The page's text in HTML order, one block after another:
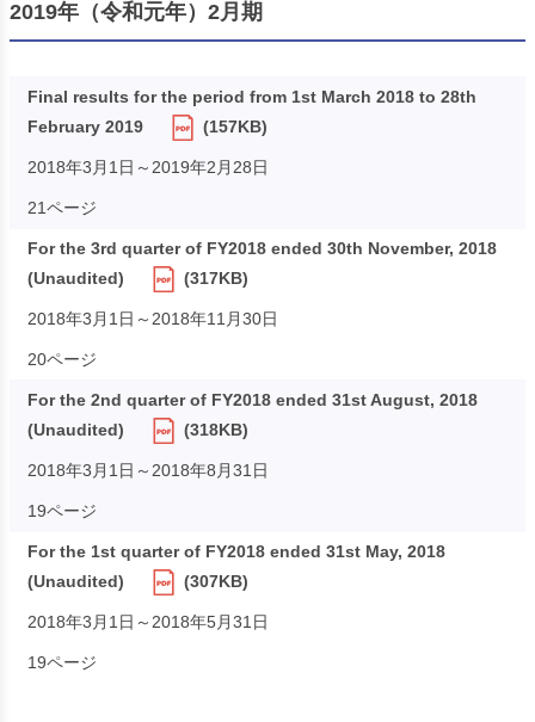
2019年（令和元年）2月期
Final results for the period from 1st March 2018 to 28th
February 2019
(157KB)
2018年3月1日～2019年2月28日
21ページ
For the 3rd quarter of FY2018 ended 30th November, 2018
(Unaudited)
(317KB)
2018年3月1日～2018年11月30日
20ページ
For the 2nd quarter of FY2018 ended 31st August, 2018
(Unaudited)
(318KB)
2018年3月1日～2018年8月31日
19ページ
For the 1st quarter of FY2018 ended 31st May, 2018
(Unaudited)
(307KB)
2018年3月1日～2018年5月31日
19ページ